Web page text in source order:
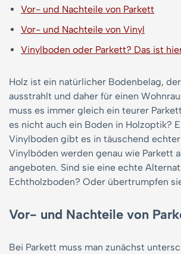
Vor- und Nachteile von Parkett
Vor- und Nachteile von Vinyl
Vinylboden oder Parkett? Das ist
Holz ist ein natürlicher Bodenbelag,
ausstrahlt und daher für einen
muss es immer gleich ein teurer
es nicht auch ein Boden in Holzoptik?
Vinylboden gibt es in täuschend
Vinylböden werden genau wie Parkett
angeboten. Sind sie eine echte
Echtholzboden? Oder übertrumpfen
Vor- und Nachteile von
Bei Parkett muss man zunächst